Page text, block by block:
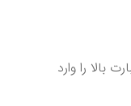
بالا را وارد